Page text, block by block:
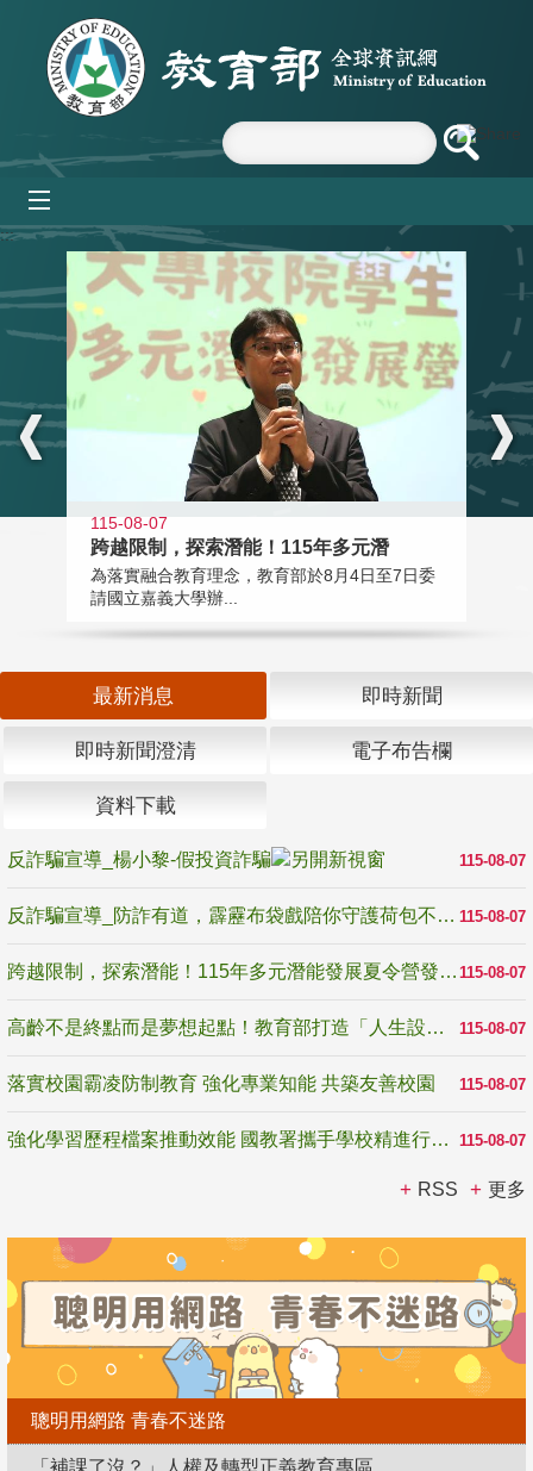
跳到主要內容區塊
:::
115-08-07
跨越限制，探索潛能！115年多元潛
為落實融合教育理念，教育部於8月4日至7日委
請國立嘉義大學辦...
最新消息 即時新聞
即時新聞澄清 電子布告欄
資料下載
115-08-07
反詐騙宣導_楊小黎-假投資詐騙
115-08-07
反詐騙宣導_防詐有道，霹靂布袋戲陪你守護荷包不受騙
115-08-07
跨越限制，探索潛能！115年多元潛能發展夏令營發掘生命無限可能
115-08-07
高齡不是終點而是夢想起點！教育部打造「人生設計夢工場」 參展第3屆高齡健康產業博覽會
115-08-07
落實校園霸凌防制教育 強化專業知能 共築友善校園
115-08-07
強化學習歷程檔案推動效能 國教署攜手學校精進行政與教學支持
RSS 更多
聰明用網路 青春不迷路
「補課了沒？」人權及轉型正義教育專區